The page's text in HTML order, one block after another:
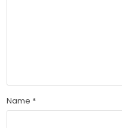
Name *